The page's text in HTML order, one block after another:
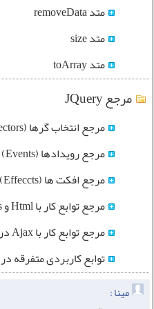
متد removeData
متد size
متد toArray
مرجع JQuery
مرجع انتخاب گرها (Selectors) در JQuery
مرجع رویدادها (Events) در JQuery
مرجع افکت ها (Effeccts) در JQuery
مرجع توابع کار با Html و Css در JQuery
مرجع توابع کار با Ajax در JQuery
توابع کاربردی متفرقه در JQuery
مینا :